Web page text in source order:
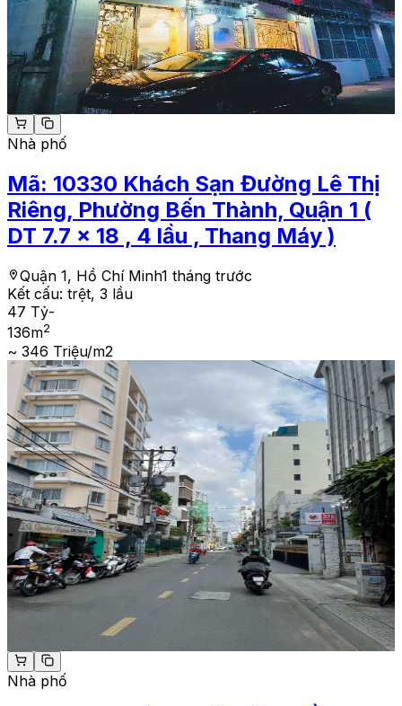
Nhà phố
Mã: 10330 Khách Sạn Đường Lê Thị
Riêng, Phường Bến Thành, Quận 1 (
DT 7.7 x 18 , 4 lầu , Thang Máy )
Quận 1, Hồ Chí Minh1 tháng trước
Kết cấu: trệt, 3 lầu
47 Tỷ-
136m2
~ 346 Triệu/m2
Nhà phố